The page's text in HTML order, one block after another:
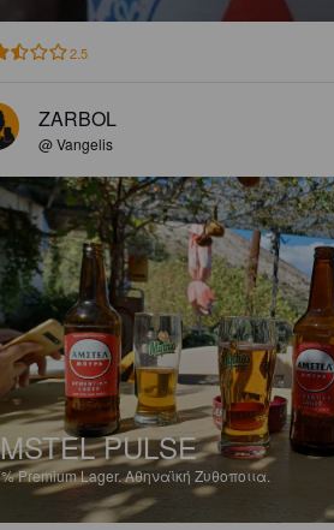
2.5
ZARBOL
@ Vangelis
PULSE
Premium Lager.Αθηναϊκή Ζυθοποιια.